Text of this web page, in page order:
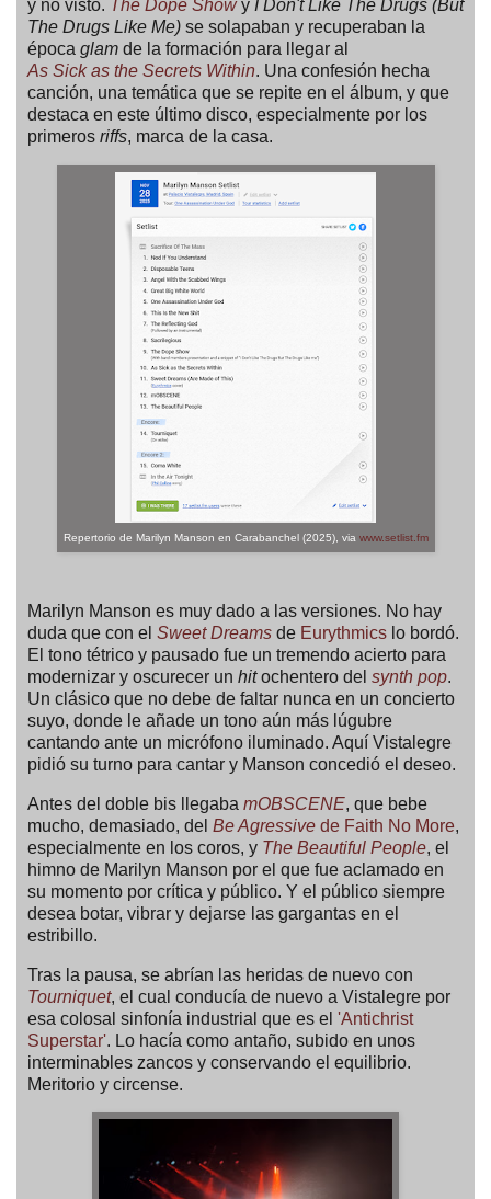
y no visto. The Dope Showy I Don't Like The Drugs (But
The Drugs Like Me) se solapaban y recuperaban la
época glam de la formación para llegar al
As Sick as the Secrets Within. Una confesión hecha
canción, una temática que se repite en el álbum, y que
destaca en este último disco, especialmente por los
primeros riffs, marca de la casa.
Repertorio de Marilyn Manson en Carabanchel (2025), via www.setlist.fm
Marilyn Manson es muy dado a las versiones. No hay
duda que con el Sweet Dreams de Eurythmics lo bordó.
El tono tétrico y pausado fue un tremendo acierto para
modernizar y oscurecer un hitochentero del synth pop.
Un clásico que no debe de faltar nunca en un concierto
suyo, donde le añade un tono aún más lúgubre
cantando ante un micrófono iluminado. Aquí Vistalegre
pidió su turno para cantar y Manson concedió el deseo.
Antes del doble bis llegaba mOBSCENE, que bebe
mucho, demasiado, del Be Agressive de Faith No More,
especialmente en los coros, y The Beautiful People, el
himno de Marilyn Manson por el que fue aclamado en
su momento por crítica y público. Y el público siempre
desea botar, vibrar y dejarse las gargantas en el
estribillo.
Tras la pausa, se abrían las heridas de nuevo con
Tourniquet, el cual conducía de nuevo a Vistalegre por
esa colosal sinfonía industrial que es el 'Antichrist
Superstar'. Lo hacía como antaño, subido en unos
interminables zancos y conservando el equilibrio.
Meritorio y circense.